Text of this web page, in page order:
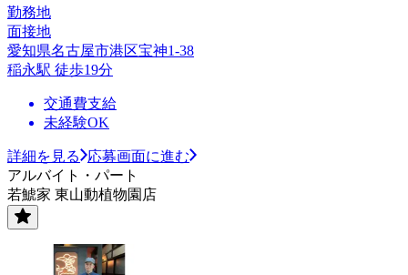
勤務地
面接地
愛知県名古屋市港区宝神1-38
稲永駅 徒歩19分
交通費支給
未経験OK
詳細を見る
応募画面に進む
アルバイト・パート
若鯱家 東山動植物園店